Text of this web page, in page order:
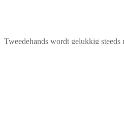
Tweedehands wordt gelukkig steeds